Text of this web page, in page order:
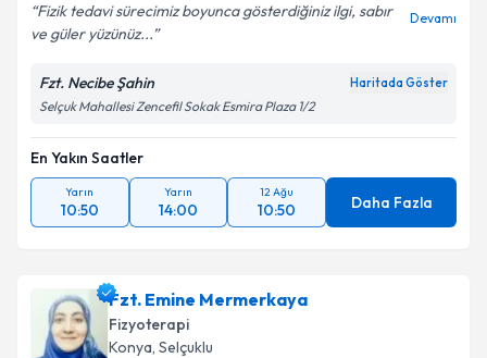
Kişisel verilerimin işlenmesine ilişkinAydınlatma
Metni'ni okudum ve kişisel verilerimin belirtilen
Fizik tedavi sürecimiz boyunca gösterdiğiniz ilgi, sabır
ve güler yüzünüz...
Devamı
Fzt. Necibe Şahin Haritada Göster
Selçuk Mahallesi Zencefil Sokak Esmira Plaza 1/2
En Yakın Saatler
Yarın
10:50
Yarın
14:00
12 Ağu
10:50 Daha Fazla
Fzt. Emine Mermerkaya
Fizyoterapi
Konya, Selçuklu